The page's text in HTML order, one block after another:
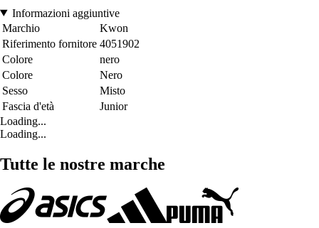
Informazioni aggiuntive
Marchio
Kwon
Riferimento fornitore 4051902
Colore
nero
Colore
Nero
Sesso
Misto
Fascia d'età
Junior
Loading...
Loading...
Tutte le nostre marche